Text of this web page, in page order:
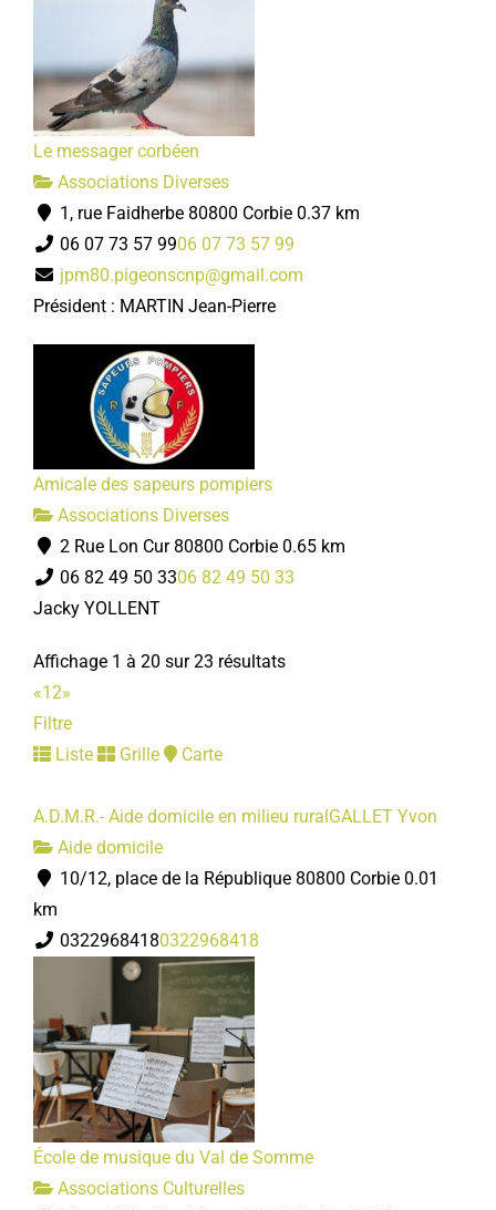
Le messager corbéen
Associations Diverses
1, rue Faidherbe 80800 Corbie 0.37 km
06 07 73 57 9906 07 73 57 99
jpm80.pigeonscnp@gmail.com
Président : MARTIN Jean-Pierre
Amicale des sapeurs pompiers
Associations Diverses
2 Rue Lon Cur 80800 Corbie 0.65 km
06 82 49 50 3306 82 49 50 33
Jacky YOLLENT
Affichage 1 à 20 sur 23 résultats
«12»
Filtre
Liste
Grille Carte
A.D.M.R.- Aide domicile en milieu ruralGALLET Yvon
Aide domicile
10/12, place de la République 80800 Corbie 0.01
km
03229684180322968418
École de musique du Val de Somme
Associations Culturelles